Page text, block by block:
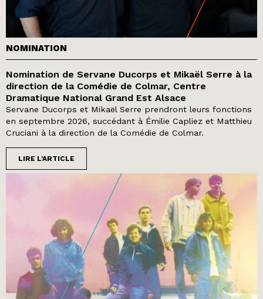
NOMINATION
Nomination de Servane Ducorps et Mikaël Serre à la
direction de la Comédie de Colmar, Centre
Dramatique National Grand Est Alsace
Servane Ducorps et Mikaël Serre prendront leurs fonctions
en septembre 2026, succédant à Émilie Capliez et Matthieu
Cruciani à la direction de la Comédie de Colmar.
LIRE L'ARTICLE